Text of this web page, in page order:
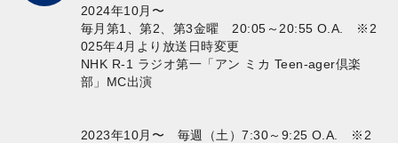
2024年10月〜
毎月第1、第2、第3金曜 20:05～20:55 O.A. ※2
025年4月より放送日時変更
NHK R-1 ラジオ第一「アン ミカ Teen‐ager倶楽
部 」MC出演
2023年10月〜 毎週（土）​7:30～9:25 O.A. ※2